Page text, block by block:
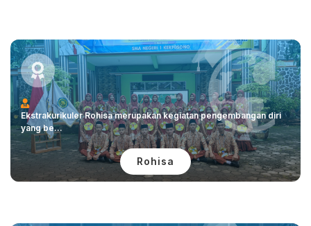
Ekstrakurikuler Rohisa merupakan kegiatan pengembangan diri
yang be...
Rohisa